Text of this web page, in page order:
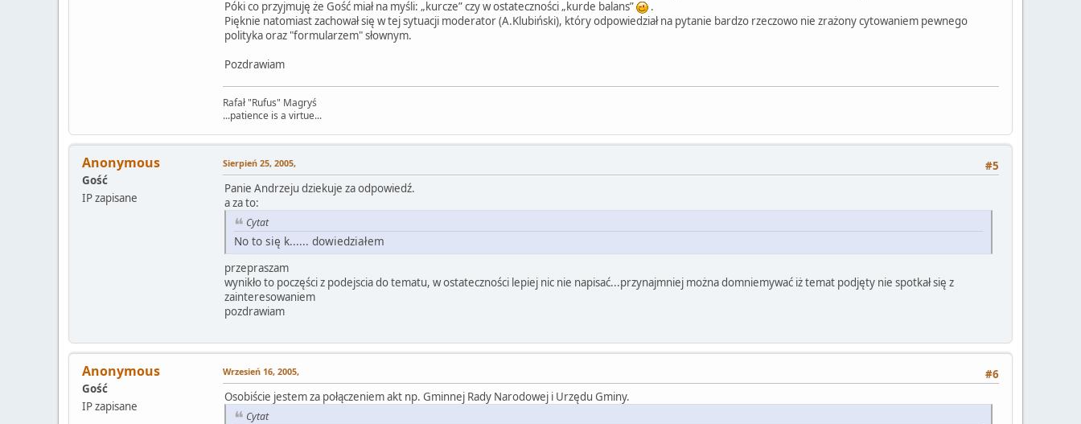
Póki co przyjmuję że Gość miał na myśli: „kurcze” czy w ostateczności „kurde balans”
.
Pięknie natomiast zachował się w tej sytuacji moderator (A.Klubiński), który odpowiedział na pytanie bardzo rzeczowo nie zrażony cytowaniem pewnego
polityka oraz "formularzem" słownym.
Pozdrawiam
Rafał "Rufus" Magryś
...patience is a virtue...
Anonymous
Gość
IP zapisane
#5
Sierpień 25, 2005,
Panie Andrzeju dziekuje za odpowiedź.
a za to:
Cytat
No to się k...... dowiedziałem
przepraszam
wynikło to poczęści z podejscia do tematu, w ostateczności lepiej nic nie napisać...przynajmniej można domniemywać iż temat podjęty nie spotkał się z
zainteresowaniem
pozdrawiam
Anonymous
Gość
IP zapisane
#6
Wrzesień 16, 2005,
Osobiście jestem za połączeniem akt np. Gminnej Rady Narodowej i Urzędu Gminy.
Cytat